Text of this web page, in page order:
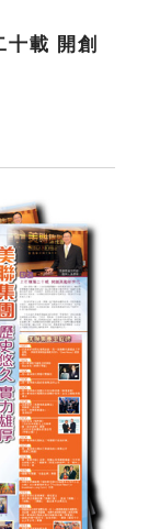
載 開創